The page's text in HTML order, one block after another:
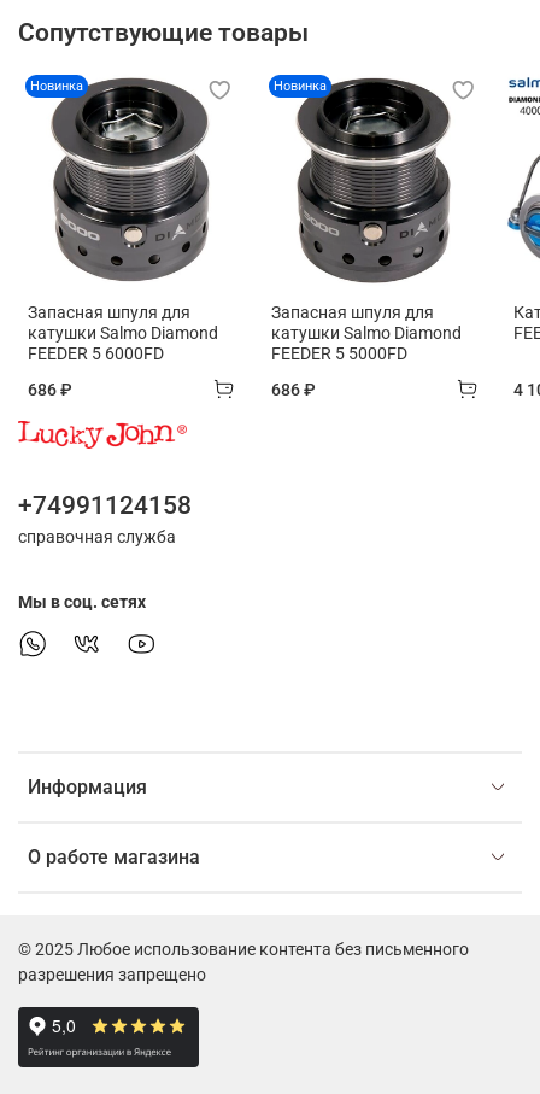
Сопутствующие товары
Новинка
Запасная шпуля для
катушки Salmo Diamond
FEEDER 5 6000FD
686 ₽
Новинка
Запасная шпуля для
катушки Salmo Diamond
FEEDER 5 5000FD
686 ₽
4
Информация
О работе магазина
+74991124158
справочная служба
Мы в соц. сетях
© 2025 Любое использование контента без письменного
разрешения запрещено